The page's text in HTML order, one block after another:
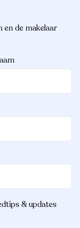
de makelaar
& updates